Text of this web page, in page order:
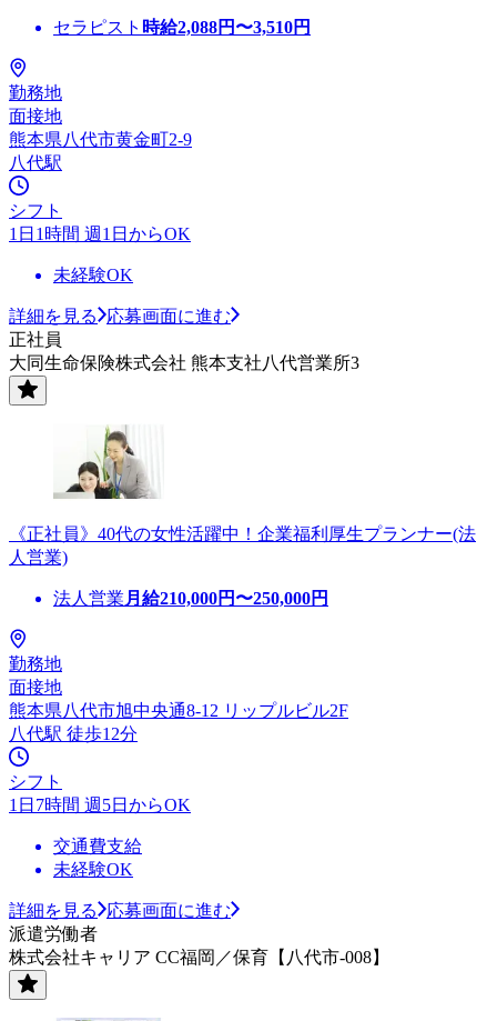
セラピスト 時給2,088円〜3,510円
勤務地
面接地
熊本県八代市黄金町2-9
八代駅
シフト
1日1時間 週1日からOK
未経験OK
詳細を見る
応募画面に進む
正社員
大同生命保険株式会社 熊本支社八代営業所3
《正社員》40代の女性活躍中！企業福利厚生プランナー(法
人営業)
法人営業 月給210,000円〜250,000円
勤務地
面接地
熊本県八代市旭中央通8-12 リップルビル2F
八代駅 徒歩12分
シフト
1日7時間 週5日からOK
交通費支給
未経験OK
詳細を見る
応募画面に進む
派遣労働者
株式会社キャリア CC福岡／保育【八代市-008】